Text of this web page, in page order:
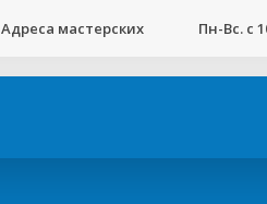
Адреса мастерских Пн-Вс. с